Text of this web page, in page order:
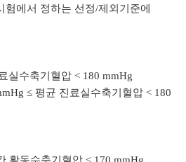
험에서 정하는 선정/제외기준에
실수축기혈압 < 180 mmHg
≤ 평균 진료실수축기혈압 < 180